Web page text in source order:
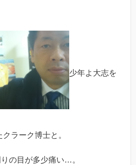
少年よ大志を
ラーク博士と。
の目が多少痛い…。